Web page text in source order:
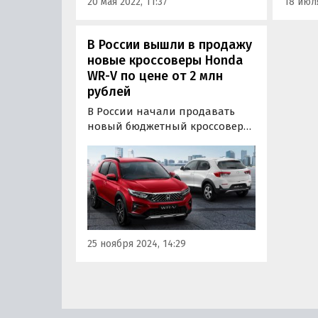
В России вышли в продажу
новые кроссоверы Honda
WR-V по цене от 2 млн
рублей
В России начали продавать
новый бюджетный кроссовер
серому» поставляют к нам
напрямую из Японии. Цены на
них на одном из сайтов
объявлений сегодня стартуют
от 1 980 000 рублей, пишут
«Автоновости дня».
25 ноября 2024, 14:29